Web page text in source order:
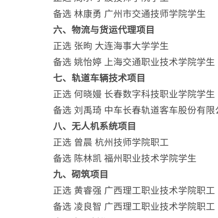
备选 林康勇 广州市交通技师学院学生
六、物流与货运代理项目
正选 张昫 大连海事大学学生
备选 姚怡婷 上海交通职业技术学院学生
七、轨道车辆技术项目
正选 何晓嫚 长春数字科技职业学院学生
备选 刘禹琦 中车长春轨道客车股份有限
八、无人机系统项目
正选 曾晨 杭州技师学院职工
备选 陈林凯 福州职业技术学院学生
九、砌筑项目
正选 黄睿强 广西理工职业技术学院职工
备选 凌良智 广西理工职业技术学院职工